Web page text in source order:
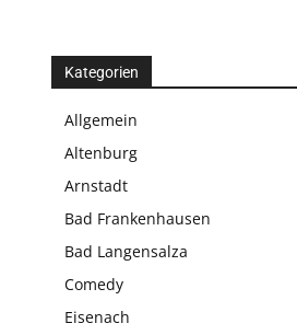
Kategorien
Allgemein
Altenburg
Arnstadt
Bad Frankenhausen
Bad Langensalza
Comedy
Eisenach